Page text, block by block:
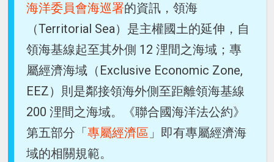
海洋委員會海巡署的資訊，領海
（Territorial Sea）是主權國土的延伸，自
領海基線起至其外側 12 浬間之海域；專
屬經濟海域（Exclusive Economic Zone,
EEZ）則是鄰接領海外側至距離領海基線
200 浬間之海域。《聯合國海洋法公約》
第五部分「專屬經濟區 」即有專屬經濟海
域的相關規範。